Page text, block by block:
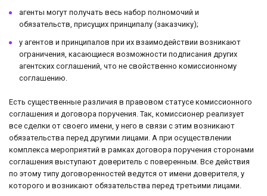
агенты могут получать весь набор полномочий и
обязательств, присущих принципалу (заказчику);
у агентов и принципалов при их взаимодействии возникают
ограничения, касающиеся возможности подписания других
агентских соглашений, что не свойственно комиссионному
соглашению.
Есть существенные различия в правовом статусе комиссионного
соглашения и договора поручения. Так, комиссионер реализует
все сделки от своего имени, у него в связи с этим возникают
обязательства перед другими лицами. А при осуществлении
комплекса мероприятий в рамках договора поручения сторонами
соглашения выступают доверитель с поверенным. Все действия
по этому типу договоренностей ведутся от имени доверителя, у
которого и возникают обязательства перед третьими лицами.